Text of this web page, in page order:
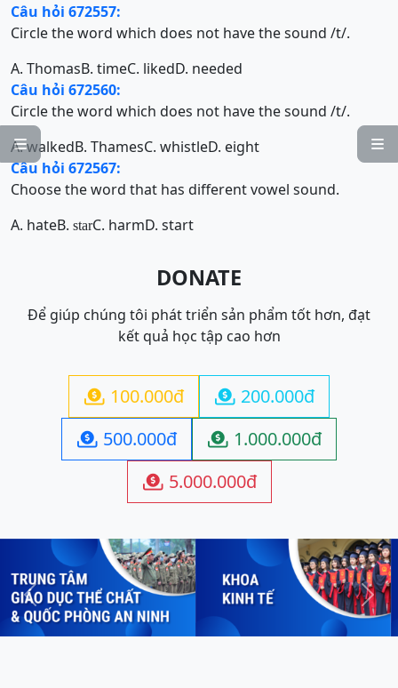


Câu hỏi 672557:
Circle the word which does not have the sound /t/.
A. ThomasB. timeC. likedD. needed
Câu hỏi 672560:
Circle the word which does not have the sound /t/.
A. walkedB. ThamesC. whistleD. eight
Câu hỏi 672567:
Choose the word that has different vowel sound.
A. hateB. starC. harmD. start
DONATE
Để giúp chúng tôi phát triển sản phẩm tốt hơn, đạt
kết quả học tập cao hơn
 100.000đ  200.000đ
 500.000đ  1.000.000đ
 5.000.000đ
Previous Next